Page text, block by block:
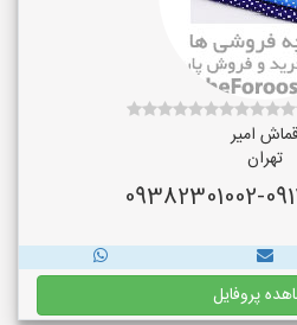
قماش امیر
تهران
09382301002-
پروفایل